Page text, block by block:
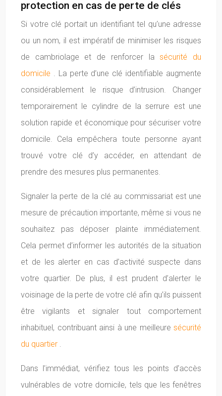
protection en cas de perte de clés
Si votre clé portait un identifiant tel qu’une adresse
ou un nom, il est impératif de minimiser les risques
de cambriolage et de renforcer lasécurité du
domicile . La perte d’une clé identifiable augmente
considérablement le risque d’intrusion. Changer
temporairement le cylindre de la serrure est une
solution rapide et économique pour sécuriser votre
domicile. Cela empêchera toute personne ayant
trouvé votre clé d’y accéder, en attendant de
prendre des mesures plus permanentes.
Signaler la perte de la clé au commissariat est une
mesure de précaution importante, même si vous ne
souhaitez pas déposer plainte immédiatement.
Cela permet d’informer les autorités de la situation
et de les alerter en cas d’activité suspecte dans
votre quartier. De plus, il est prudent d’alerter le
voisinage de la perte de votre clé afin qu’ils puissent
être vigilants et signaler tout comportement
inhabituel, contribuant ainsi à une meilleure sécurité
du quartier .
Dans l’immédiat, vérifiez tous les points d’accès
vulnérables de votre domicile, tels que les fenêtres